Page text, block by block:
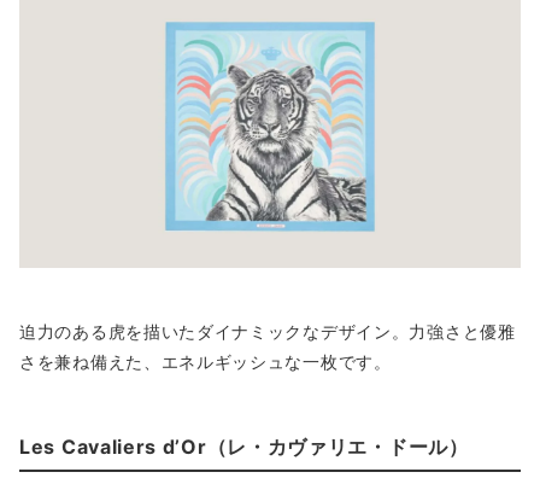
迫力のある虎を描いたダイナミックなデザイン。力強さと優雅
さを兼ね備えた、エネルギッシュな一枚です。
Les Cavaliers d’Or（レ・カヴァリエ・ドール）